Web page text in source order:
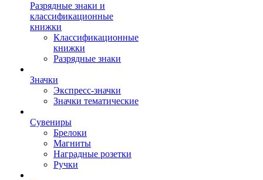
Разрядные знаки и
классификационные
книжки
Классификационные
книжки
Разрядные знаки
Значки
Экспресс-значки
Значки тематические
Сувениры
Брелоки
Магниты
Наградные розетки
Ручки